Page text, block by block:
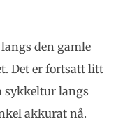
den gamle
Det er fortsatt litt
sykkeltur langs
akkurat nå.